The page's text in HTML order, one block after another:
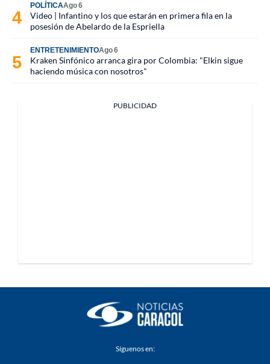
POLÍTICAAgo 6
Video | Infantino y los que estarán en primera fila en la
posesión de Abelardo de la Espriella
ENTRETENIMIENTOAgo 6
Kraken Sinfónico arranca gira por Colombia: "Elkin sigue
haciendo música con nosotros"
PUBLICIDAD
Síguenos en: